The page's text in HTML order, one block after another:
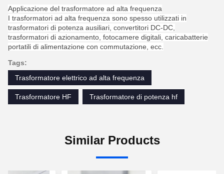
Applicazione del trasformatore ad alta frequenza
I trasformatori ad alta frequenza sono spesso utilizzati in
trasformatori di potenza ausiliari, convertitori DC-DC,
trasformatori di azionamento, fotocamere digitali, caricabatterie
portatili di alimentazione con commutazione, ecc.
Tags:
Trasformatore elettrico ad alta frequenza
Trasformatore HF Trasformatore di potenza hf
Similar Products